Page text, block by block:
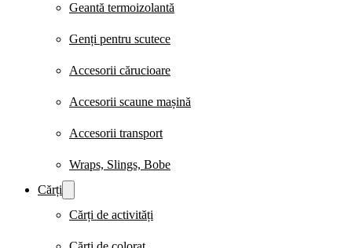
Geantă termoizolantă
Genți pentru scutece
Accesorii cărucioare
Accesorii scaune mașină
Accesorii transport
Wraps, Slings, Bobe
Cărți
Cărți de activități